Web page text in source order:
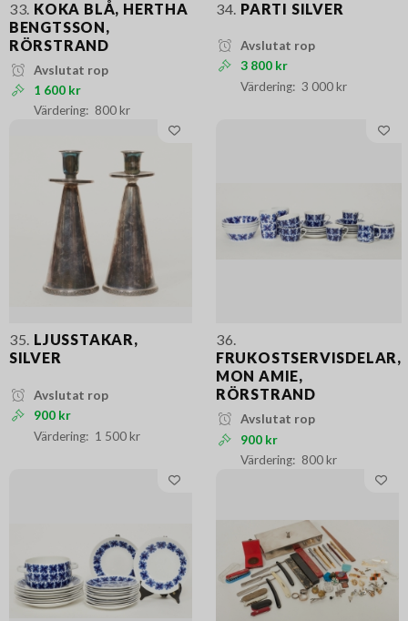
33. KOKA BLÅ, HERTHA
BENGTSSON,
RÖRSTRAND
Avslutat rop
1 600 kr
800 kr
34. PARTI SILVER
Avslutat rop
3 800 kr
3 000 kr
35. LJUSSTAKAR,
SILVER
Avslutat rop
900 kr
1 500 kr
36.
FRUKOSTSERVISDELAR,
MON AMIE,
RÖRSTRAND
Avslutat rop
900 kr
800 kr